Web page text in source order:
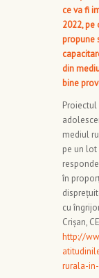
ce va fi
2022, pe
propune
din
bine
mediul
pe un lot
în
cu
Crișan,
http://
rurala-